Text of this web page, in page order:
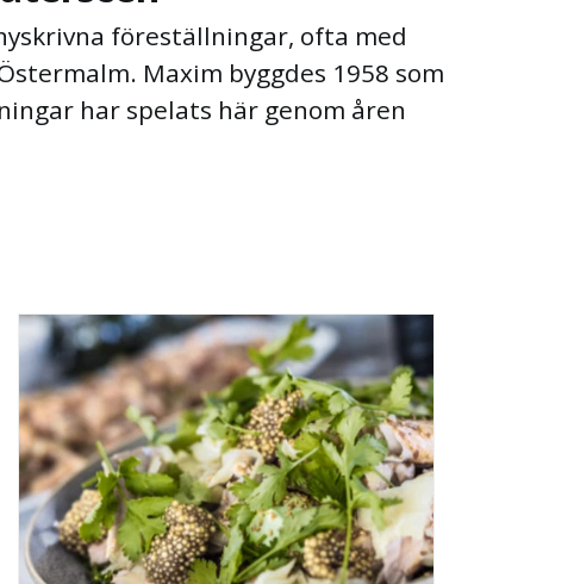
föreställningar, ofta med
Maxim byggdes 1958 som
har spelats här genom åren